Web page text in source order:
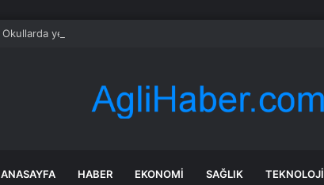
Okullarda yeni dönem başladı: MEB yönetmeliği değişti
ANASAYFA HABER EKONOMI SAĞLIK TEKNOLOJI